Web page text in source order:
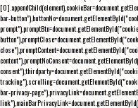
bar-
bar-privacy-